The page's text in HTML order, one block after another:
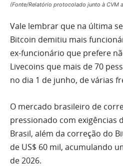
(Fonte/Relatório protocolado junto à CVM
Vale lembrar que na última
Bitcoin demitiu mais
ex-funcionário que prefere
Livecoins que mais de 70
no dia 1 de junho, de várias
O mercado brasileiro de
pressionado com exigências
Brasil, além da correção do
de US$ 60 mil, acumulando
de 2026.